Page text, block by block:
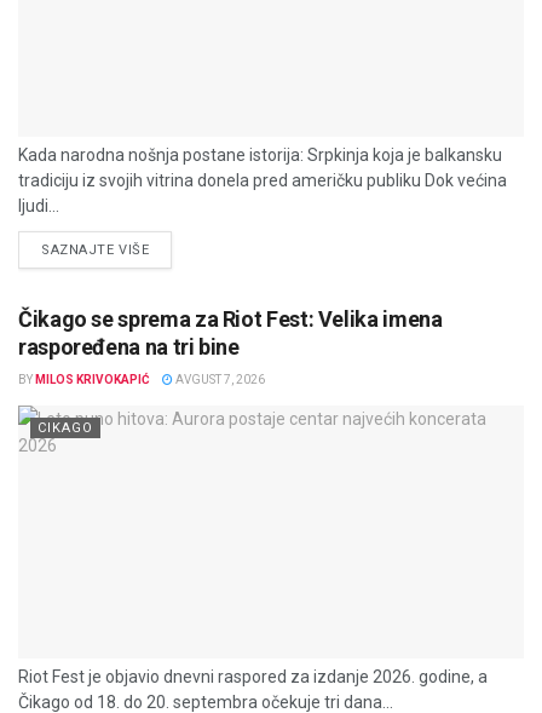
Kada narodna nošnja postane istorija: Srpkinja koja je balkansku
tradiciju iz svojih vitrina donela pred američku publiku Dok većina
ljudi...
SAZNAJTE VIŠEDETAILS
Čikago se sprema za Riot Fest: Velika imena
raspoređena na tri bine
BY MILOS KRIVOKAPIĆ AVGUST 7, 2026
CIKAGO
Riot Fest je objavio dnevni raspored za izdanje 2026. godine, a
Čikago od 18. do 20. septembra očekuje tri dana...